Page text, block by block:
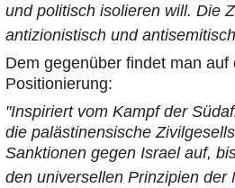
und politisch isolieren will. Die
antizionistisch und
Dem gegenüber findet man
Positionierung:
"Inspiriert vom Kampf der
die palästinensische
Sanktionen gegen Israel auf,
den universellen Prinzipien der